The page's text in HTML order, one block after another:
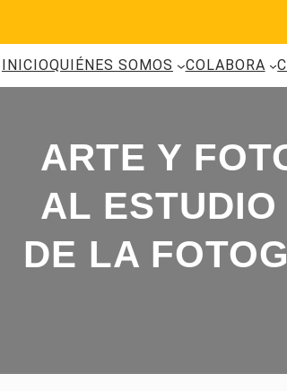
INICIOQUIÉNES SOMOS COLABORA
ARTE Y
AL
DE LA